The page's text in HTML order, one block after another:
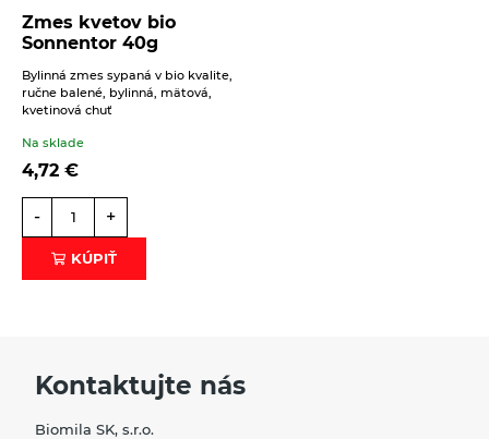
Zmes kvetov bio
Sonnentor 40g
Bylinná zmes sypaná v bio kvalite,
ručne balené, bylinná, mätová,
kvetinová chuť
Na sklade
4,72 €
- +
KÚPIŤ
Kontaktujte nás
Biomila SK, s.r.o.